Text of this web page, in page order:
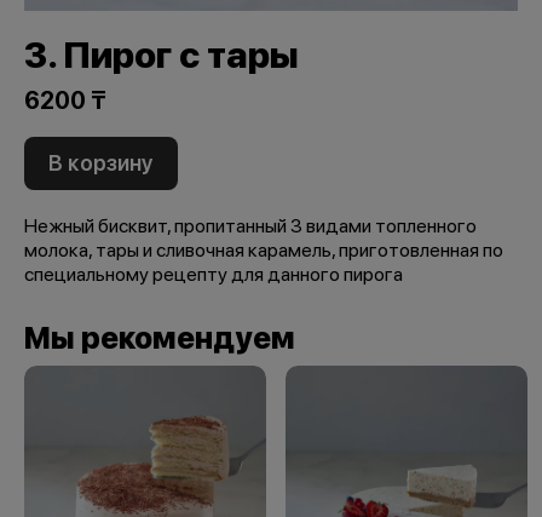
3. Пирог с тары
6200 ₸
В корзину
Нежный бисквит, пропитанный 3 видами топленного
молока, тары и сливочная карамель, приготовленная по
специальному рецепту для данного пирога
Мы рекомендуем